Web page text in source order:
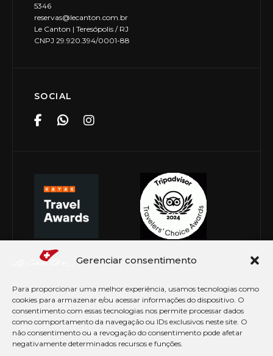
Gerenciar consentimento
Para proporcionar uma melhor experiência, usamos tecnologias como
cookies para armazenar e/ou acessar informações do dispositivo. O
consentimento com essas tecnologias nos permite processar dados
como comportamento da navegação ou IDs exclusivos neste site. O
não consentimento ou a revogação do consentimento pode afetar
negativamente determinados recursos e funções.
5346
reservas@lecanton.com.br
Le Canton | Teresópolis / RJ
CNPJ 29.920.394/0001-88
SOCIAL
© Copyright 2026 Le Canton. Todos os direitos